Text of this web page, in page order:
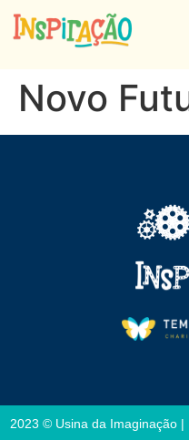
Novo
2023 © Usina da Imaginação |